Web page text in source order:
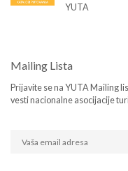
YUTA
Mailing Lista
Prijavite se na YUTA Mailing
vesti nacionalne asocijacije